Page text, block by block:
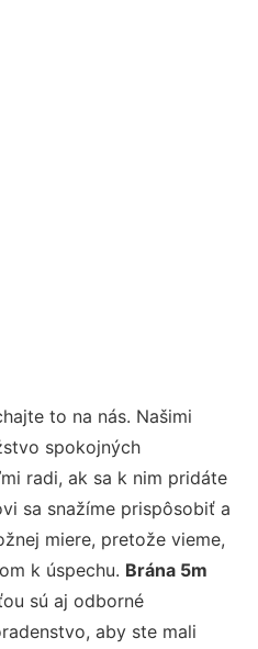
to na nás. Našimi
spokojných
radi, ak sa k nim pridáte
sa snažíme prispôsobiť a
miere, pretože vieme,
k úspechu. Brána 5m
sú aj odborné
aby ste mali